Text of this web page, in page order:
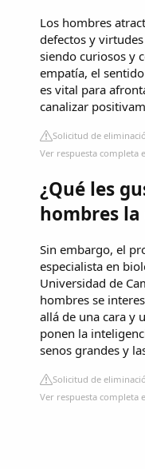
Los hombres
defectos y
siendo curiosos y
empatía, el
es vital para
canalizar
Solicitud de
Ver respuesta completa
¿Qué les
hombres
Sin embargo, el
especialista en
Universidad de
hombres se
allá de una cara y
ponen la
senos grandes y
Solicitud de
Ver respuesta completa